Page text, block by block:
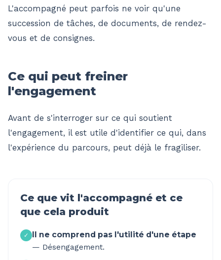
L'accompagné peut parfois ne voir qu'une
succession de tâches, de documents, de rendez-
vous et de consignes.
Ce qui peut freiner
l'engagement
Avant de s'interroger sur ce qui soutient
l'engagement, il est utile d'identifier ce qui, dans
l'expérience du parcours, peut déjà le fragiliser.
Ce que vit l'accompagné et ce
que cela produit
✓
Il ne comprend pas l'utilité d'une étape
— Désengagement.